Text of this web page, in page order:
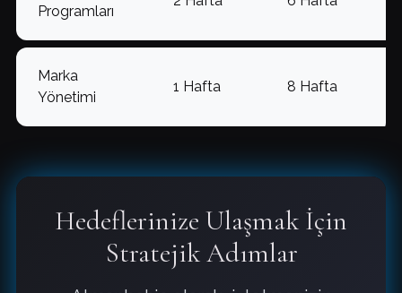
Programları
Marka
Yönetimi
1 Hafta 8 Hafta
Hedeflerinize Ulaşmak İçin
Stratejik Adımlar